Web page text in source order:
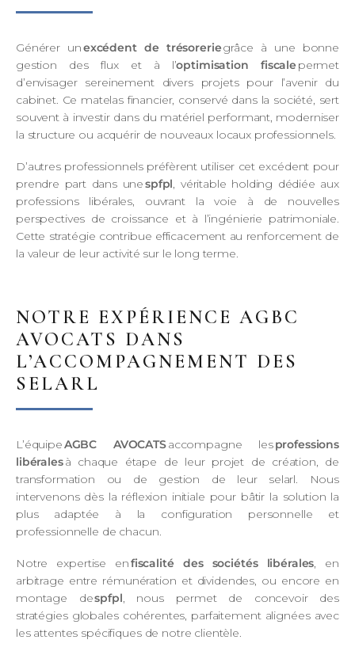
Générer unexcédent de trésoreriegrâce à une bonne
gestion des flux et à l’optimisation fiscale permet
d’envisager sereinement divers projets pour l’avenir du
cabinet. Ce matelas financier, conservé dans la société, sert
souvent à investir dans du matériel performant, moderniser
la structure ou acquérir de nouveaux locaux professionnels.
D’autres professionnels préfèrent utiliser cet excédent pour
prendre part dans unespfpl, véritable holding dédiée aux
professions libérales, ouvrant la voie à de nouvelles
perspectives de croissance et à l’ingénierie patrimoniale.
Cette stratégie contribue efficacement au renforcement de
la valeur de leur activité sur le long terme.
NOTRE EXPÉRIENCE AGBC
AVOCATS DANS
L’ACCOMPAGNEMENT DES
SELARL
L’équipeAGBC AVOCATSaccompagne lesprofessions
libéralesà chaque étape de leur projet de création, de
transformation ou de gestion de leur selarl. Nous
intervenons dès la réflexion initiale pour bâtir la solution la
plus adaptée à la configuration personnelle et
professionnelle de chacun.
Notre expertise enfiscalité des sociétés libérales, en
arbitrage entre rémunération et dividendes, ou encore en
montage despfpl, nous permet de concevoir des
stratégies globales cohérentes, parfaitement alignées avec
les attentes spécifiques de notre clientèle.